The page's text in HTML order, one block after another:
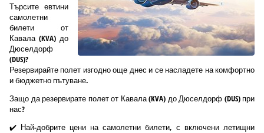
Търсите евтини
самолетни
билети от
Кавала (KVA) до
Дюселдорф
(DUS)?
Резервирайте полет изгодно още днес и се насладете на комфортно
и бюджетно пътуване.
Защо да резервирате полет от Кавала (KVA) до Дюселдорф (DUS) при
нас?
✔️ Най-добрите цени на самолетни билети, с включени летищни